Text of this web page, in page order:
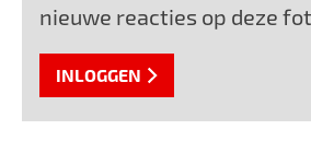
nieuwe reacties op deze
INLOGGEN